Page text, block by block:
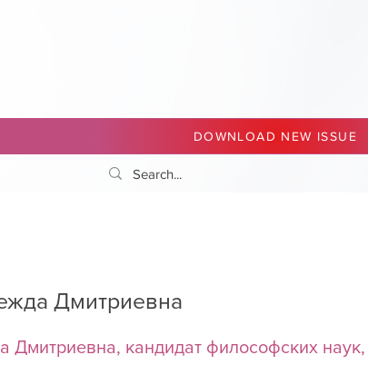
DOWNLOAD NEW ISSUE
Дмитриевна
Дмитриевна, кандидат философских наук,